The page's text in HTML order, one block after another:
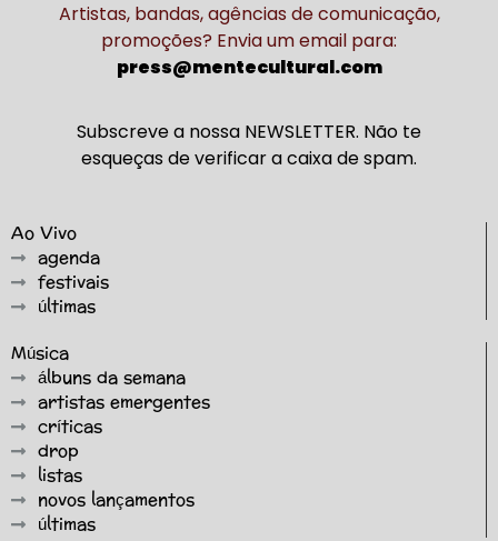
Artistas, bandas, agências de comunicação,
promoções? Envia um email para:
press@mentecultural.com
Subscreve a nossa NEWSLETTER. Não te
esqueças de verificar a caixa de spam.
Ao Vivo
agenda
festivais
últimas
Música
álbuns da semana
artistas emergentes
críticas
drop
listas
novos lançamentos
últimas